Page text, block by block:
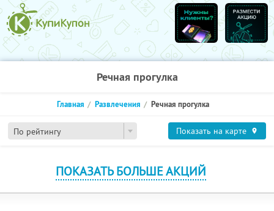
Речная прогулка
По рейтингу
Главная Развлечения Речная прогулка
Показать на карте
ПОКАЗАТЬ БОЛЬШЕ АКЦИЙ